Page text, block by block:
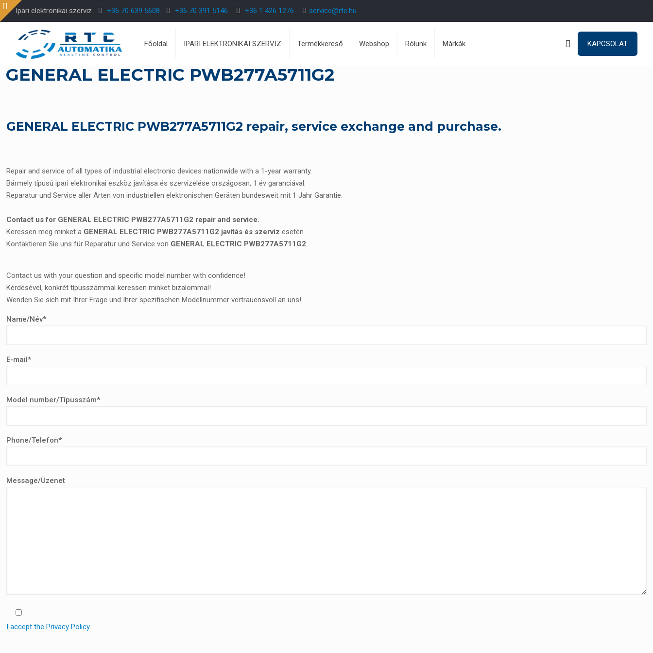
Ipari elektronikai szerviz +36 70 639 5608 +36 70 391 5146 +36 1 426 1276 service@rtc.hu
Főoldal IPARI ELEKTRONIKAI SZERVIZ Termékkereső Webshop Rólunk Márkák KAPCSOLAT
GENERAL ELECTRIC PWB277A5711G2
GENERAL ELECTRIC PWB277A5711G2 repair, service exchange and purchase.
Repair and service of all types of industrial electronic devices nationwide with a 1-year warranty.
Bármely típusú ipari elektronikai eszköz javítása és szervizelése országosan, 1 év garanciával.
Reparatur und Service aller Arten von industriellen elektronischen Geräten bundesweit mit 1 Jahr Garantie.
Contact us for GENERAL ELECTRIC PWB277A5711G2 repair and service.
Keressen meg minket a GENERAL ELECTRIC PWB277A5711G2 javítás és szerviz esetén.
Kontaktieren Sie uns für Reparatur und Service von GENERAL ELECTRIC PWB277A5711G2.
Contact us with your question and specific model number with confidence!
Kérdésével, konkrét típusszámmal keressen minket bizalommal!
Wenden Sie sich mit Ihrer Frage und Ihrer spezifischen Modellnummer vertrauensvoll an uns!
Name/Név*
E-mail*
Model number/Típusszám*
Phone/Telefon*
Message/Üzenet
I accept the Privacy Policy